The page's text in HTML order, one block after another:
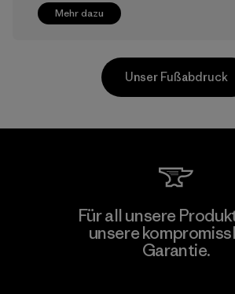
Mehr dazu
Hirdaramani Industries
Ltd. - Kahathuduwa
Unser Fußabdruck
Für all unsere
unsere
Garantie.